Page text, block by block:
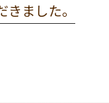
ました。